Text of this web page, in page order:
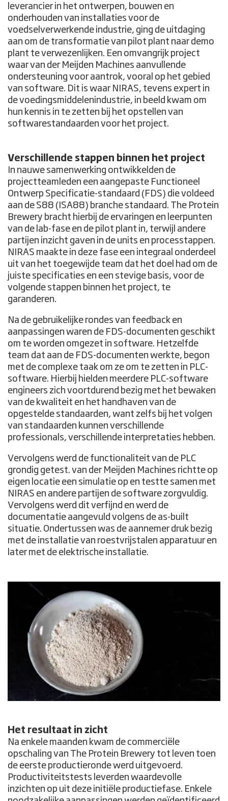
leverancier in het ontwerpen, bouwen en
onderhouden van installaties voor de
voedselverwerkende industrie, ging de uitdaging
aan om de transformatie van pilot plant naar demo
plant te verwezenlijken. Een omvangrijk project
waar van der Meijden Machines aanvullende
ondersteuning voor aantrok, vooral op het gebied
van software. Dit is waar NIRAS, tevens expert in
de voedingsmiddelenindustrie, in beeld kwam om
hun kennis in te zetten bij het opstellen van
softwarestandaarden voor het project.
Verschillende stappen binnen het project
In nauwe samenwerking ontwikkelden de
projectteamleden een aangepaste Functioneel
Ontwerp Specificatie-standaard (FDS) die voldeed
aan de S88 (ISA88) branche standaard. The Protein
Brewery bracht hierbij de ervaringen en leerpunten
van de lab-fase en de pilot plant in, terwijl andere
partijen inzicht gaven in de units en processtappen.
NIRAS maakte in deze fase een integraal onderdeel
uit van het toegewijde team dat het doel had om de
juiste specificaties en een stevige basis, voor de
volgende stappen binnen het project, te
garanderen.
Na de gebruikelijke rondes van feedback en
aanpassingen waren de FDS-documenten geschikt
om te worden omgezet in software. Hetzelfde
team dat aan de FDS-documenten werkte, begon
met de complexe taak om ze om te zetten in PLC-
software. Hierbij hielden meerdere PLC-software
engineers zich voortdurend bezig met het bewaken
van de kwaliteit en het handhaven van de
opgestelde standaarden, want zelfs bij het volgen
van standaarden kunnen verschillende
professionals, verschillende interpretaties hebben.
Vervolgens werd de functionaliteit van de PLC
grondig getest. van der Meijden Machines richtte op
eigen locatie een simulatie op en testte samen met
NIRAS en andere partijen de software zorgvuldig.
Vervolgens werd dit verfijnd en werd de
documentatie aangevuld volgens de as-built
situatie. Ondertussen was de aannemer druk bezig
met de installatie van roestvrijstalen apparatuur en
later met de elektrische installatie.
Het resultaat in zicht
Na enkele maanden kwam de commerciële
opschaling van The Protein Brewery tot leven toen
de eerste productieronde werd uitgevoerd.
Productiviteitstests leverden waardevolle
inzichten op uit deze initiële productiefase. Enkele